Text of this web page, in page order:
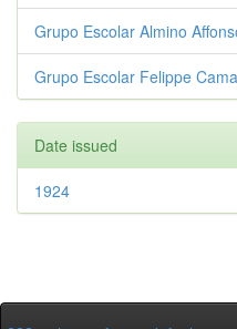
Grupo Escolar Almino
Grupo Escolar Felippe
Date issued
1924